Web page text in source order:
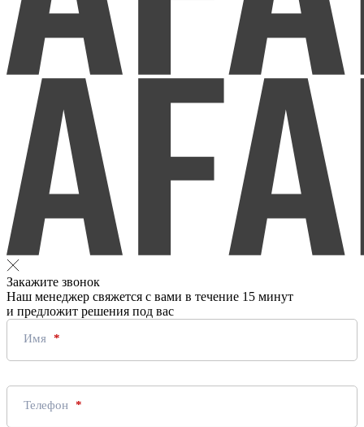
Закажите звонок
Наш менеджер свяжется с вами в течение 15 минут
и предложит решения под вас
Имя
Телефон